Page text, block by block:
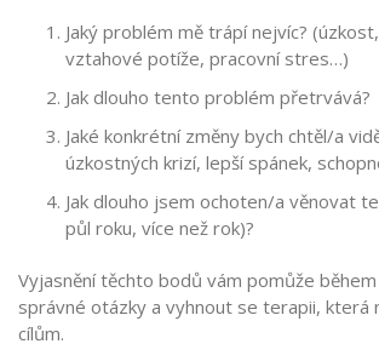
Jaký problém mě trápí nejvíc?
vztahové potíže, pracovní stres…)
Jak dlouho tento problém přetrvává?
Jaké konkrétní změny bych chtěl/a
úzkostných krizí, lepší spánek,
Jak dlouho jsem ochoten/a věnovat
půl roku, více než rok)?
Vyjasnění těchto bodů vám pomůže
správné otázky a vyhnout se terapii, která
cílům.